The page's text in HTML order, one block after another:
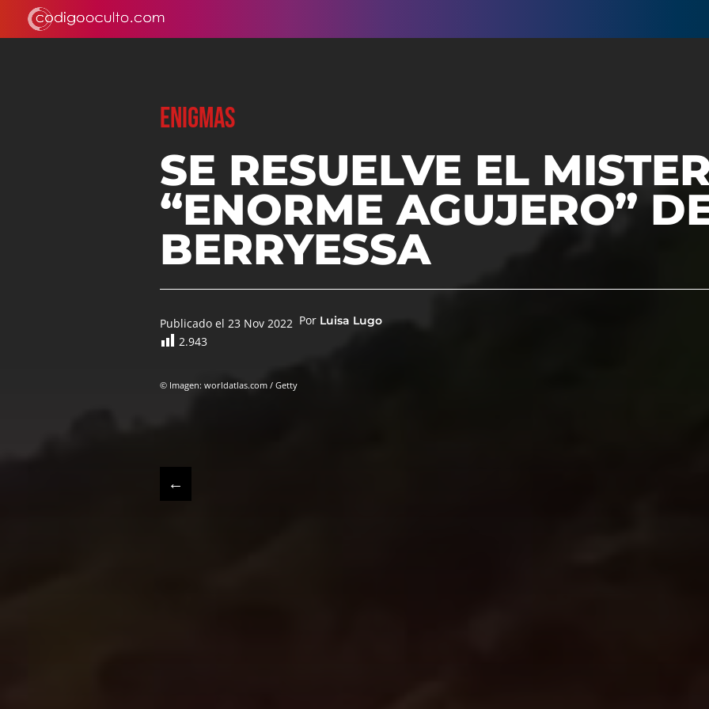
ENIGMAS
SE RESUELVE EL
“ENORME AGUJERO”
BERRYESSA
Publicado el 23 Nov 2022 Por Luisa Lugo
2.943
© Imagen: worldatlas.com / Getty
←